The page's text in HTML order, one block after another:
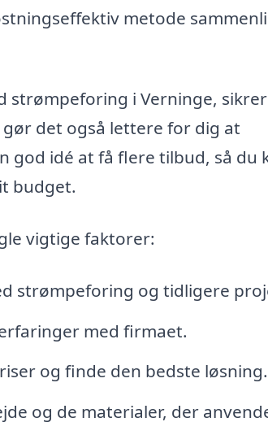
metode
strømpeforing i Verninge,
det også lettere for dig at
god idé at få flere tilbud, så du
budget.
vigtige faktorer:
strømpeforing og tidligere
med firmaet.
og finde den bedste løsning.
og de materialer, der